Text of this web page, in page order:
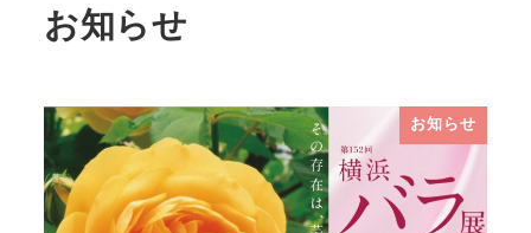
お知らせ
お知らせ